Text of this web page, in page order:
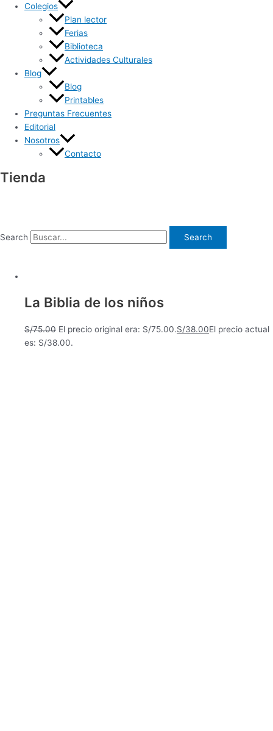
Colegios
Plan lector
Ferias
Biblioteca
Actividades Culturales
Blog
Blog
Printables
Preguntas Frecuentes
Editorial
Nosotros
Contacto
Tienda
Search Search
La Biblia de los niños
S/75.00 El precio original era: S/75.00.S/38.00El precio actual
es: S/38.00.